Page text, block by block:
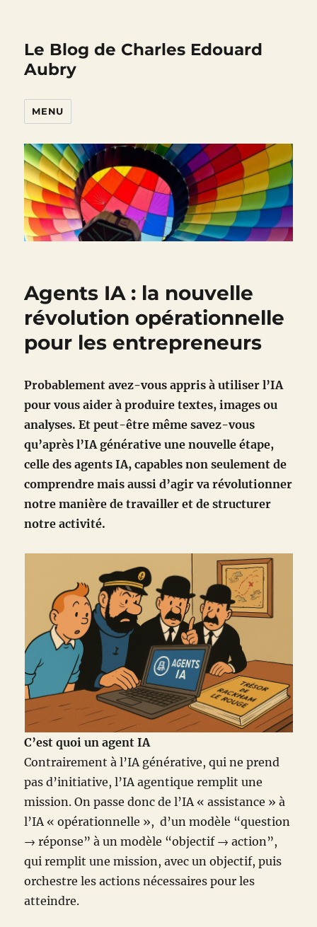
Le Blog de Charles Edouard
Aubry
MENU
Agents IA : la nouvelle
révolution opérationnelle
pour les entrepreneurs
Probablement avez-vous appris à utiliser l’IA
pour vous aider à produire textes, images ou
analyses. Et peut-être même savez-vous
qu’après l’IA générative une nouvelle étape,
celle des agents IA, capables non seulement de
comprendre mais aussi d’agir va révolutionner
notre manière de travailler et de structurer
notre activité.
C’est quoi un agent IA
Contrairement à l’IA générative, qui ne prend
pas d’initiative, l’IA agentique remplit une
mission. On passe donc de l’IA « assistance » à
l’IA « opérationnelle », d’un modèle “question
→ réponse” à un modèle “objectif → action”,
qui remplit une mission, avec un objectif, puis
orchestre les actions nécessaires pour les
atteindre.